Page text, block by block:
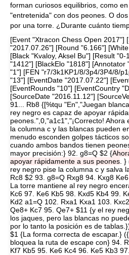
forman curiosos equilibrios, como
"entretenida" con dos peones. O
por una torre. ¿Durante cuánto
[Event "Xtracon Chess Open 2017"]
"2017.07.26"] [Round "6.166"]
[Black "Kvaloy, Aksel Bu"] [Result
"1412"] [BlackElo "1818"] [Annotator
"1"] [FEN "r7/3k1KP1/8/3p4/3P4/8/
"13"] [EventDate "2017.07.22"]
[EventRounds "10"] [EventCountry
[SourceDate "2016.11.12"]
91... Rb8 {[%tqu "En","Juegan
rey negro es capaz de apoyar
peones.",0,"a1c1","¡Correcto!
la columna c y las blancas pueden
menudo esconden golpes tácticos
cuando ambos bandos tienen
mayor precisión:} 92. g8=Q $2 {
apoyar rápidamente a sus peones .
rey negro pise la columna c y salva
Rc8 $2 93. g8=Q Rxg8 94. Kxg8
La torre mantiene al rey negro
Kc6 97. Ke6 Kb5 98. Kxd5 Kb4 99.
Kd2 a1=Q 102. Rxa1 Kxa1 103.
Qe8+ Kc7 95. Qe7+ $11 {y el rey
los jaques, pero las blancas no
por lo tanto la posición es de
$1 {La forma correcta de escapar.}
bloquea la ruta de escape con} 94.
Kf7 Kb5 95. Ke6 Kc4 96. Ke5 Kb3